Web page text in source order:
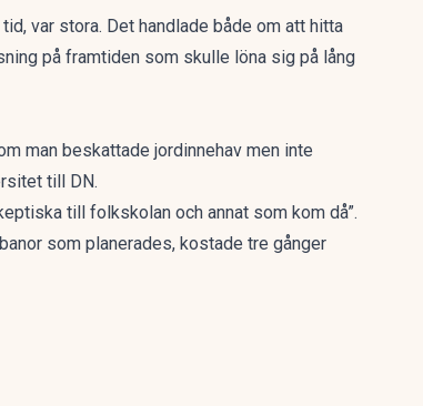
var stora. Det handlade både om att hitta
på framtiden som skulle löna sig på lång
man beskattade jordinnehav men inte
till DN.
till folkskolan och annat som kom då”.
som planerades, kostade tre gånger